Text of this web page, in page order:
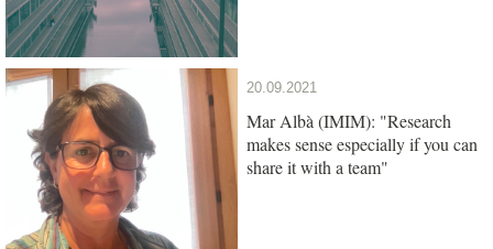
20.09.2021
Mar Albà (IMIM): "Research
makes sense especially if you can
share it with a team"